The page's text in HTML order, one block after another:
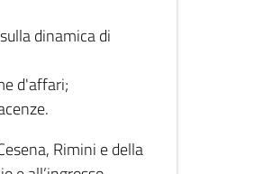
dinamica di
d'affari;
Rimini e della